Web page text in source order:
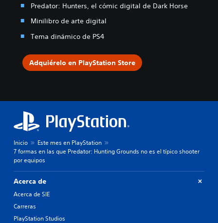
Predator: Hunters, el cómic digital de Dark Horse
Minilibro de arte digital
Tema dinámico de PS4
Adquiérelo en PlayStation Store
Inicio
Este mes en PlayStation
7 formas en las que Predator: Hunting Grounds no es el típico shooter
por equipos
Acerca de
Acerca de SIE
Carreras
PlayStation Studios